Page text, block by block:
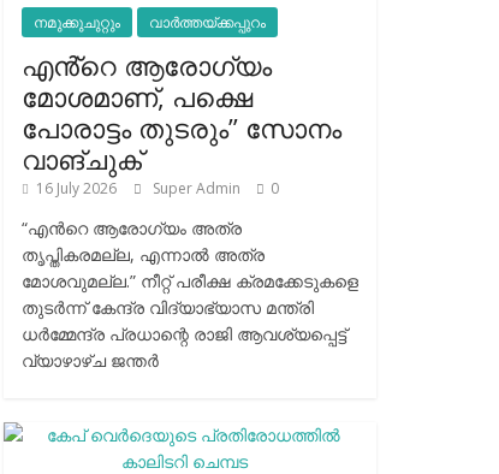
നമുക്കുചുറ്റും വാർത്തയ്ക്കപ്പുറം
എൻ്റെ ആരോഗ്യം
മോശമാണ്, പക്ഷെ
പോരാട്ടം തുടരും” സോനം
വാങ്ചുക്
16 July 2026 Super Admin 0
“എന്‍റെ ആരോഗ്യം അത്ര
തൃപ്തികരമല്ല, എന്നാൽ അത്ര
മോശവുമല്ല.” നീറ്റ് പരീക്ഷ ക്രമക്കേടുകളെ
തുടർന്ന് കേന്ദ്ര വിദ്യാഭ്യാസ മന്ത്രി
ധർമ്മേന്ദ്ര പ്രധാന്റെ രാജി ആവശ്യപ്പെട്ട്
വ്യാഴാഴ്ച ജന്തർ